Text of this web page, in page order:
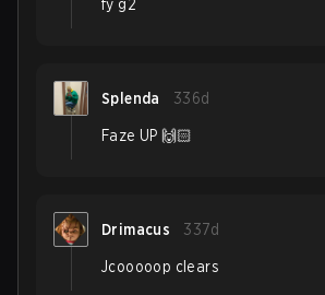
fy g2
Splenda 336d
Faze UP 🙌🏻
Drimacus 337d
Jcooooop clears